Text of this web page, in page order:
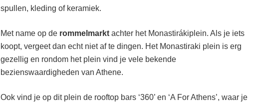
spullen, kleding of keramiek.
Met name op de rommelmarkt achter het Monastirákiplein. Als je iets
koopt, vergeet dan echt niet af te dingen. Het Monastiraki plein is erg
gezellig en rondom het plein vind je vele bekende
bezienswaardigheden van Athene.
Ook vind je op dit plein de rooftop bars ‘360’ en ‘A For Athens’, waar je